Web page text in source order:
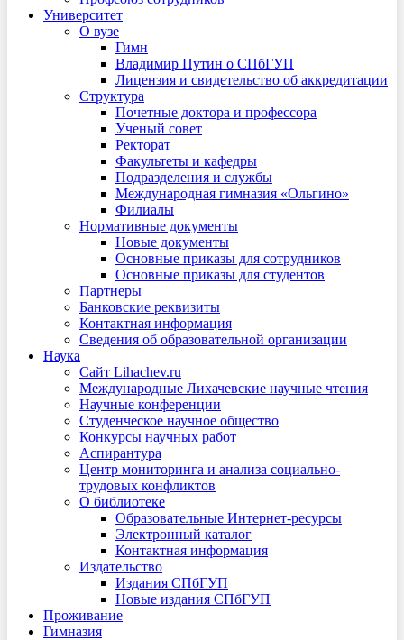
Университет
О вузе
Гимн
Владимир Путин о СПбГУП
Лицензия и свидетельство об аккредитации
Структура
Почетные доктора и профессора
Ученый совет
Ректорат
Факультеты и кафедры
Подразделения и службы
Международная гимназия «Ольгино»
Филиалы
Нормативные документы
Новые документы
Основные приказы для сотрудников
Основные приказы для студентов
Партнеры
Банковские реквизиты
Контактная информация
Сведения об образовательной организации
Наука
Сайт Lihachev.ru
Международные Лихачевские научные чтения
Научные конференции
Студенческое научное общество
Конкурсы научных работ
Аспирантура
Центр мониторинга и анализа социально-
трудовых конфликтов
О библиотеке
Образовательные Интернет-ресурсы
Электронный каталог
Контактная информация
Издательство
Издания СПбГУП
Новые издания СПбГУП
Проживание
Гимназия